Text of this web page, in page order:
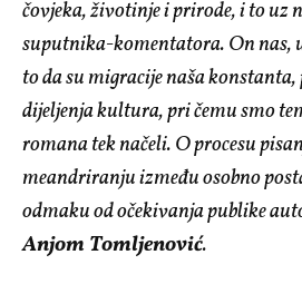
čovjeka, životinje i prirode, i to uz
suputnika-komentatora. On nas,
to da su migracije naša konstanta,
dijeljenja kultura, pri čemu smo
romana tek načeli.O procesu
meandriranju između osobno
odmaku od očekivanja publike
Anjom Tomljenović.